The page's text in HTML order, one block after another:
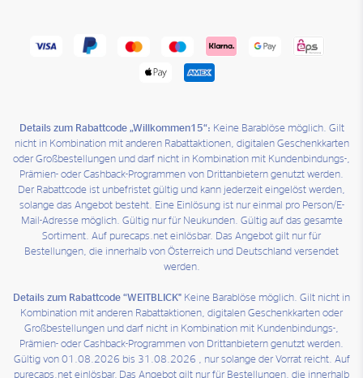
Details zum Rabattcode „Willkommen15“: Keine Barablöse möglich. Gilt
nicht in Kombination mit anderen Rabattaktionen, digitalen Geschenkkarten
oder Großbestellungen und darf nicht in Kombination mit Kundenbindungs-,
Prämien- oder Cashback-Programmen von Drittanbietern genutzt werden.
Der Rabattcode ist unbefristet gültig und kann jederzeit eingelöst werden,
solange das Angebot besteht. Eine Einlösung ist nur einmal pro Person/E-
Mail-Adresse möglich. Gültig nur für Neukunden. Gültig auf das gesamte
Sortiment. Auf purecaps.net einlösbar. Das Angebot gilt nur für
Bestellungen, die innerhalb von Österreich und Deutschland versendet
werden.
Details zum Rabattcode “WEITBLICK" Keine Barablöse möglich. Gilt nicht in
Kombination mit anderen Rabattaktionen, digitalen Geschenkkarten oder
Großbestellungen und darf nicht in Kombination mit Kundenbindungs-,
Prämien- oder Cashback-Programmen von Drittanbietern genutzt werden.
Gültig von 01.08.2026 bis 31.08.2026 , nur solange der Vorrat reicht. Auf
purecaps.net einlösbar. Das Angebot gilt nur für Bestellungen, die innerhalb